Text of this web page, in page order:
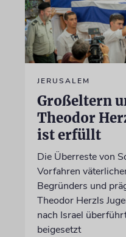
JERUSALEM
Großeltern
Theodor
ist erfüllt
Die Überreste von
Vorfahren
Begründers und
Theodor Herzls
nach Israel
beigesetzt